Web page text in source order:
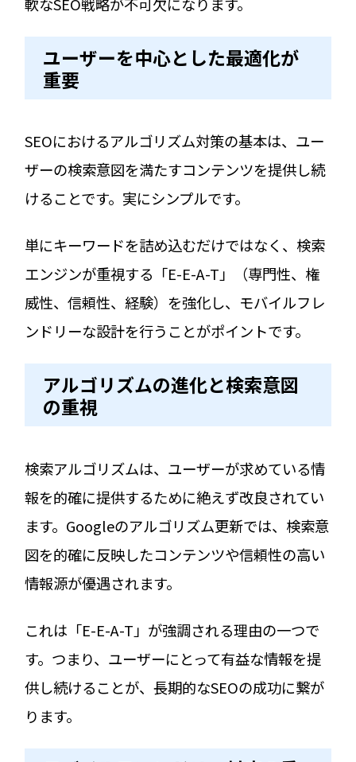
ユーザーを中心とした最適化が
重要
SEOにおけるアルゴリズム対策の基本は、ユー
ザーの検索意図を満たすコンテンツを提供し続
けることです。実にシンプルです。
単にキーワードを詰め込むだけではなく、検索
エンジンが重視する「E-E-A-T」（専門性、権
威性、信頼性、経験）を強化し、モバイルフレ
ンドリーな設計を行うことがポイントです。
アルゴリズムの進化と検索意図
の重視
検索アルゴリズムは、ユーザーが求めている情
報を的確に提供するために絶えず改良されてい
ます。Googleのアルゴリズム更新では、検索意
図を的確に反映したコンテンツや信頼性の高い
情報源が優遇されます。
これは「E-E-A-T」が強調される理由の一つで
す。つまり、ユーザーにとって有益な情報を提
供し続けることが、長期的なSEOの成功に繋が
ります。